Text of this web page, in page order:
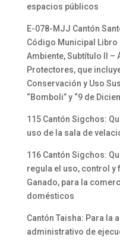
espacios públicos
E-078-MJJ Cantón
Código Municipal Libro
Ambiente, Subtítulo II –
Protectores, que
Conservación y Uso
“Bomboli” y “9 de
115 Cantón Sigchos:
uso de la sala de
116 Cantón Sigchos:
regula el uso, control y
Ganado, para la
domésticos
Cantón Taisha: Para
administrativo de